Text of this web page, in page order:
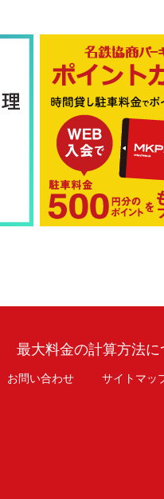
最大料金の計算方法に
お問い合わせ サイトマッ